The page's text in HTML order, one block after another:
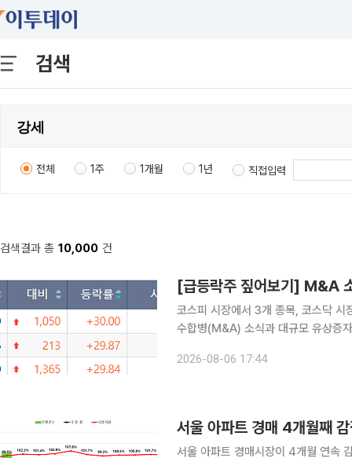
검색
전체 1주 1개월 1년 직접입력
검색결과 총 10,000 건
코스피 시장에서 3개 종목, 코스닥 시
수합병(M&A) 소식과 대규모 유상증
2026-08-06 17:44
서울 아파트 경매 4개월째
서울 아파트 경매시장이 4개월 연속